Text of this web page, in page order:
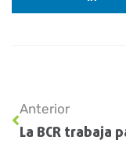
Anterior